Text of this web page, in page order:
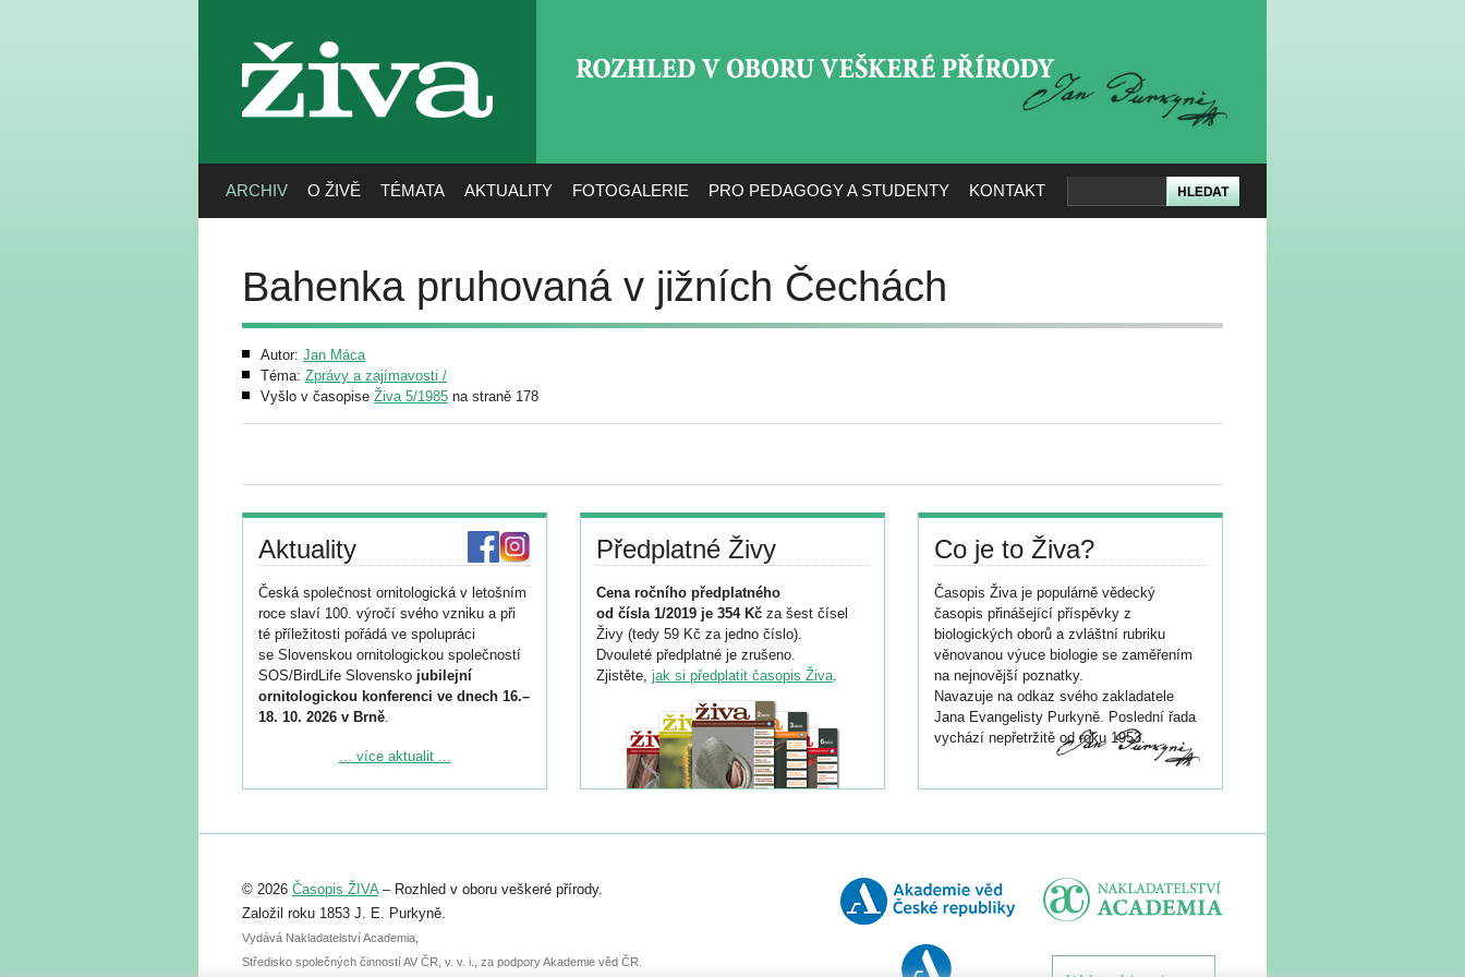
živa
ARCHIV O ŽIVĚ TÉMATA AKTUALITY FOTOGALERIE PRO PEDAGOGY A STUDENTY KONTAKT
Bahenka pruhovaná v jižních Čechách
Autor: Jan Máca
Téma: Zprávy a zajímavosti /
Vyšlo v časopise Živa 5/1985 na straně 178
Aktuality
Česká společnost ornitologická v letošním
roce slaví 100. výročí svého vzniku a při
té příležitosti pořádá ve spolupráci
se Slovenskou ornitologickou společností
SOS/BirdLife Slovensko jubilejní
ornitologickou konferenci ve dnech 16.–
18. 10. 2026 v Brně.
Podrobnější informace ke konferenci
Registrovat se můžete do 6. září.
abstraktu přihlášené přednášky nebo
posteru je už 30. června.
... více aktualit ...
Předplatné Živy
Cena ročního předplatného
od čísla 1/2019 je 354 Kč za šest čísel
Živy (tedy 59 Kč za jedno číslo).
Dvouleté předplatné je zrušeno.
Zjistěte, jak si předplatit časopis Živa.
Co je to Živa?
Časopis Živa je populárně vědecký
časopis přinášející příspěvky z
biologických oborů a zvláštní rubriku
věnovanou výuce biologie se zaměřením
na nejnovější poznatky.
Navazuje na odkaz svého zakladatele
Jana Evangelisty Purkyně. Poslední řada
vychází nepřetržitě od roku 1953.
© 2026 Časopis ŽIVA– Rozhled v oboru veškeré přírody.
Založil roku 1853 J. E. Purkyně.
Vydává Nakladatelství Academia,
Středisko společných činností AV ČR, v. v. i., za podpory Akademie věd ČR.